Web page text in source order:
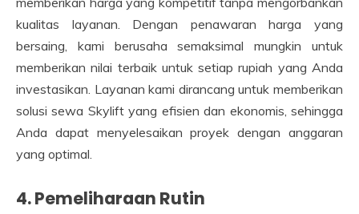
kualitas layanan. Dengan penawaran harga yang
bersaing, kami berusaha semaksimal mungkin untuk
memberikan nilai terbaik untuk setiap rupiah yang Anda
investasikan. Layanan kami dirancang untuk memberikan
solusi sewa Skylift yang efisien dan ekonomis, sehingga
Anda dapat menyelesaikan proyek dengan anggaran
yang optimal.
4. Pemeliharaan Rutin